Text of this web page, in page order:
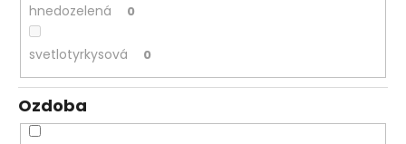
hnedozelená 0
svetlotyrkysová 0
Ozdoba